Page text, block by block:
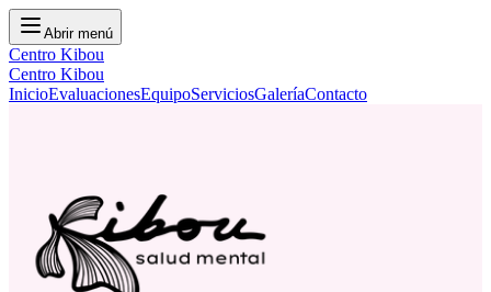
Abrir menú
Centro Kibou
Centro Kibou
InicioEvaluacionesEquipoServiciosGaleríaContacto